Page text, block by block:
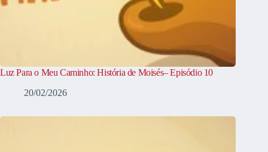
Luz Para o Meu Caminho: História de Moisés– Episódio 10
20/02/2026